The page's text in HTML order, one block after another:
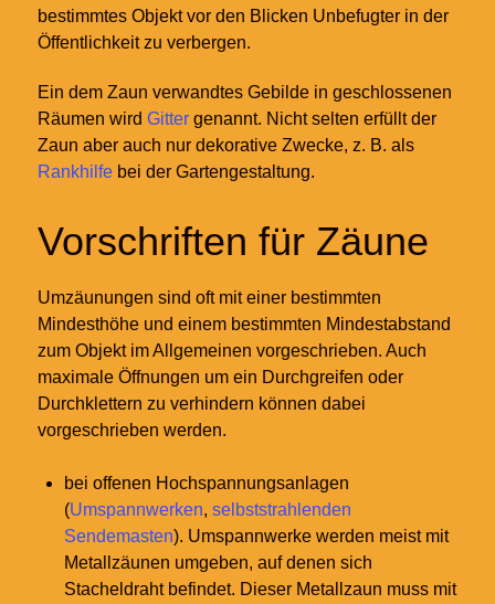
bestimmtes Objekt vor den Blicken Unbefugter in der
Öffentlichkeit zu verbergen.
Ein dem Zaun verwandtes Gebilde in geschlossenen
Räumen wird Gitter genannt. Nicht selten erfüllt der
Zaun aber auch nur dekorative Zwecke, z. B. als
Rankhilfe bei der Gartengestaltung.
Vorschriften für Zäune
Umzäunungen sind oft mit einer bestimmten
Mindesthöhe und einem bestimmten Mindestabstand
zum Objekt im Allgemeinen vorgeschrieben. Auch
maximale Öffnungen um ein Durchgreifen oder
Durchklettern zu verhindern können dabei
vorgeschrieben werden.
bei offenen Hochspannungsanlagen
(Umspannwerken, selbststrahlenden
Sendemasten). Umspannwerke werden meist mit
Metallzäunen umgeben, auf denen sich
Stacheldraht befindet. Dieser Metallzaun muss mit